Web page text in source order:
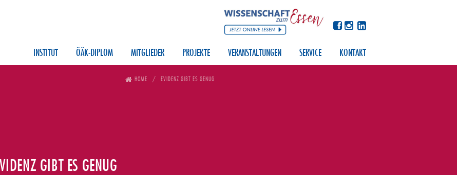
INSTITUT ÖÄK-DIPLOM MITGLIEDER PROJEKTE VERANSTALTUNGEN SERVICE KONTAKT
HOME EVIDENZ GIBT ES GENUG
GIBT ES GENUG